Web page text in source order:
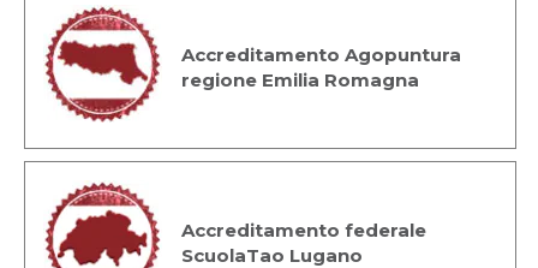
Accreditamento Agopuntura
regione Emilia Romagna
Accreditamento federale
ScuolaTao Lugano